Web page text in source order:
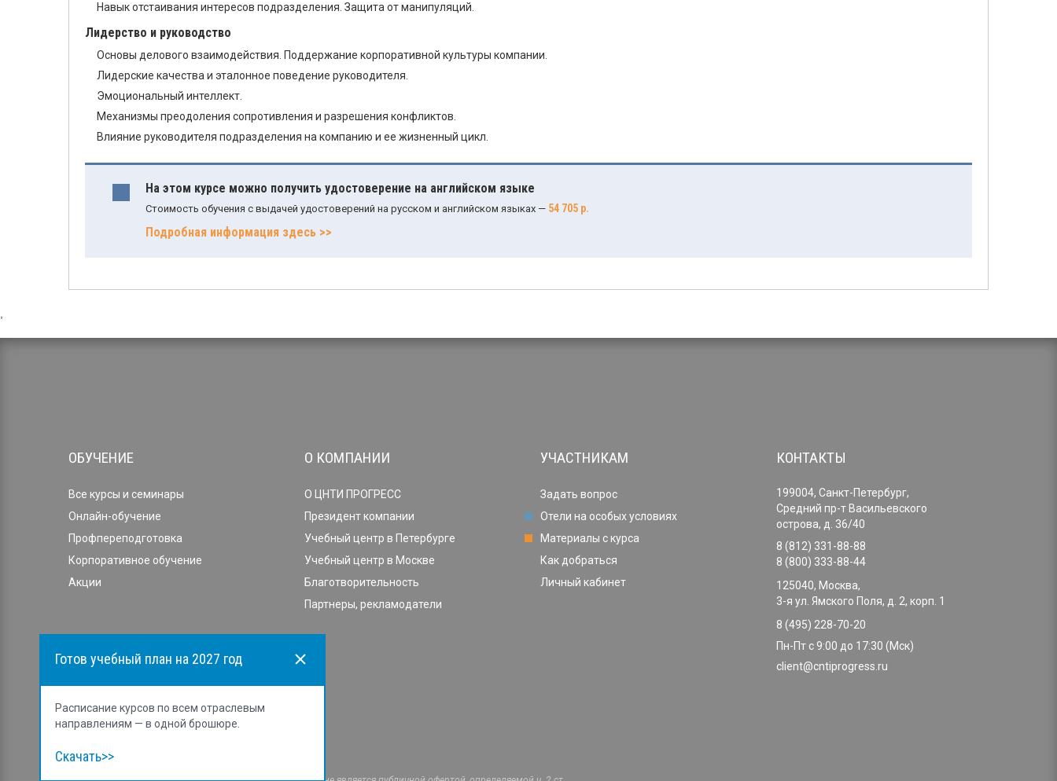
Готов учебный план на 2027 год
Расписание курсов по всем отраслевым
направлениям — в одной брошюре.
Скачать>>
Навык отстаивания интересов подразделения. Защита от манипуляций.
Лидерство и руководство
Основы делового взаимодействия. Поддержание корпоративной культуры компании.
Лидерские качества и эталонное поведение руководителя.
Эмоциональный интеллект.
Механизмы преодоления сопротивления и разрешения конфликтов.
Влияние руководителя подразделения на компанию и ее жизненный цикл.
На этом курсе можно получить удостоверение на английском языке
Стоимость обучения с выдачей удостоверений на русском и английском языках — 54 705 р.
Подробная информация здесь >>
ОБУЧЕНИЕ
Все курсы и семинары
Онлайн-обучение
Профпереподготовка
Корпоративное обучение
Акции
О КОМПАНИИ
О ЦНТИ ПРОГРЕСС
Президент компании
Учебный центр в Петербурге
Учебный центр в Москве
Благотворительность
Партнеры, рекламодатели
УЧАСТНИКАМ
Задать вопрос
Отели на особых условиях
Материалы с курса
Как добраться
Личный кабинет
КОНТАКТЫ
199004, Санкт-Петербург,
Средний пр-т Васильевского
острова, д. 36/40
8 (812) 331-88-88
8 (800) 333-88-44
125040, Москва,
3-я ул. Ямского Поля, д. 2, корп. 1
8 (495) 228-70-20
Пн-Пт с 9:00 до 17:30 (Мск)
client@cntiprogress.ru